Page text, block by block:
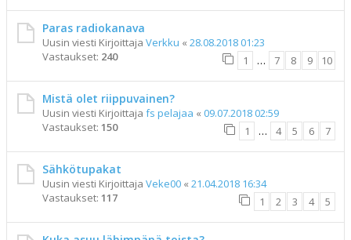
Paras radiokanava
Uusin viesti Kirjoittaja Verkku « 28.08.2018 01:23
Vastaukset: 240 1 … 7 8 9 10
Mistä olet riippuvainen?
Uusin viesti Kirjoittaja fs pelajaa « 09.07.2018 02:59
Vastaukset: 150 1 … 4 5 6 7
Sähkötupakat
Uusin viesti Kirjoittaja Veke00 « 21.04.2018 16:34
Vastaukset: 117 1 2 3 4 5